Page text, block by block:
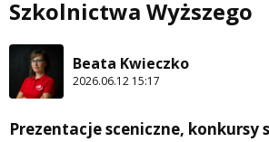
Szkolnictwa Wyższego
Beata Kwieczko
2026.06.12 15:17
Prezentacje sceniczne, konkursy